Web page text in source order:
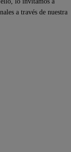
a través de nuestra